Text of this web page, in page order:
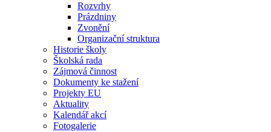
Rozvrhy
Prázdniny
Zvonění
Organizační struktura
Historie školy
Školská rada
Zájmová činnost
Dokumenty ke stažení
Projekty EU
Aktuality
Kalendář akcí
Fotogalerie